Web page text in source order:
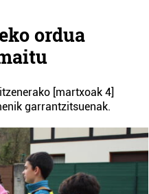
ordua
[martxoak 4]
garrantzitsuenak.